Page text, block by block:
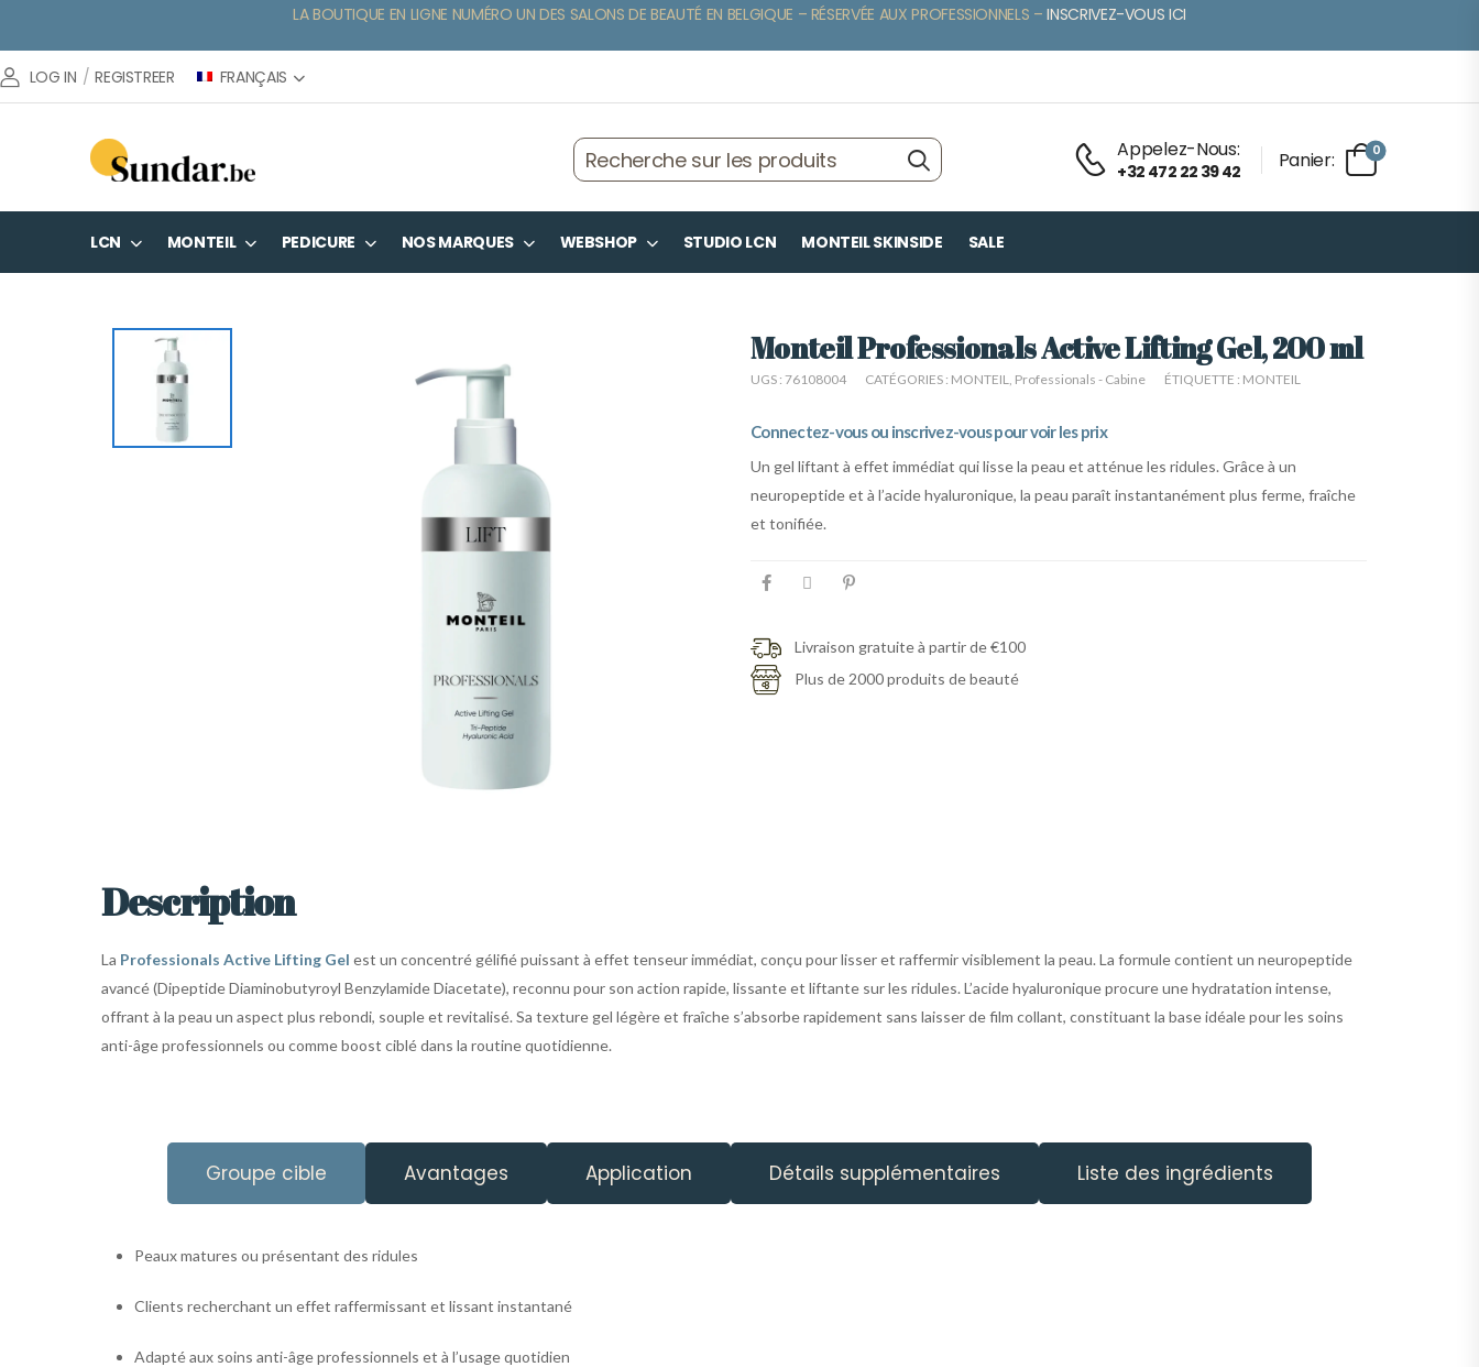
LA BOUTIQUE EN LIGNE NUMÉRO UN DES SALONS DE BEAUTÉ EN BELGIQUE – RÉSERVÉE AUX PROFESSIONNELS –INSCRIVEZ-VOUS ICI
LOG IN / REGISTREER FRANÇAIS
Appelez-Nous:
+32 472 22 39 42 Panier: 0
LCN MONTEIL PEDICURE NOS MARQUES WEBSHOP STUDIO LCN MONTEIL SKINSIDE SALE
Monteil Professionals Active Lifting Gel, 200 ml
UGS : 76108004 CATÉGORIES : MONTEIL, Professionals - Cabine ÉTIQUETTE : MONTEIL
Connectez-vous ou inscrivez-vous pour voir les prix
Un gel liftant à effet immédiat qui lisse la peau et atténue les ridules. Grâce à un
neuropeptide et à l’acide hyaluronique, la peau paraît instantanément plus ferme, fraîche
et tonifiée.
Livraison gratuite à partir de €100
Plus de 2000 produits de beauté
Description
La Professionals Active Lifting Gel est un concentré gélifié puissant à effet tenseur immédiat, conçu pour lisser et raffermir visiblement la peau. La formule contient un neuropeptide
avancé (Dipeptide Diaminobutyroyl Benzylamide Diacetate), reconnu pour son action rapide, lissante et liftante sur les ridules. L’acide hyaluronique procure une hydratation intense,
offrant à la peau un aspect plus rebondi, souple et revitalisé. Sa texture gel légère et fraîche s’absorbe rapidement sans laisser de film collant, constituant la base idéale pour les soins
anti-âge professionnels ou comme boost ciblé dans la routine quotidienne.
Groupe cible Avantages Application Détails supplémentaires Liste des ingrédients
Peaux matures ou présentant des ridules
Clients recherchant un effet raffermissant et lissant instantané
Adapté aux soins anti-âge professionnels et à l’usage quotidien